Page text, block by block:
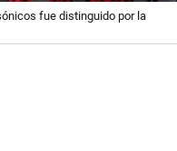
fue distinguido por la